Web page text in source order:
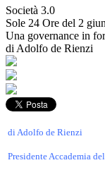
Società 3.0
Sole 24 Ore del 2
Una governance in
di Adolfo de Rienzi
di Adolfo de Rienzi
Presidente Accademia